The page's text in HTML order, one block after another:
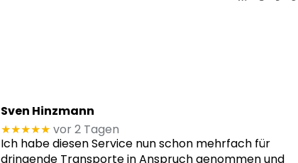
Sven Hinzmann
★★★★★ vor 2 Tagen
Ich habe diesen Service nun schon mehrfach für
dringende Transporte in Anspruch genommen und